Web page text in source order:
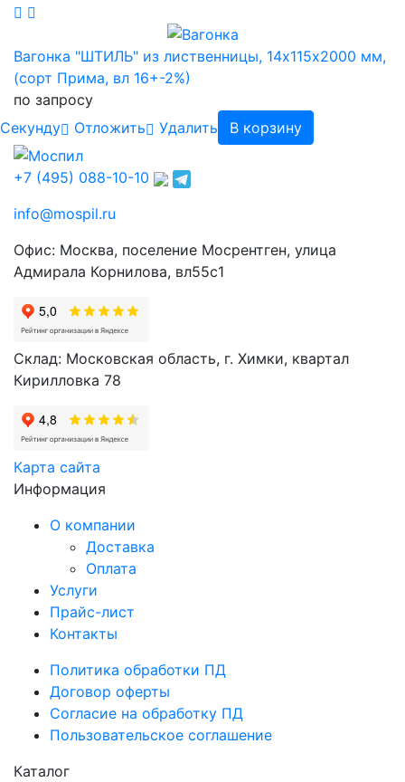
Вагонка "ШТИЛЬ" из лиственницы, 14х115х2000 мм,
(сорт Прима, вл 16+-2%)
по запросу
Cекунду
Отложить Удалить В корзину
+7 (495) 088-10-10
info@mospil.ru
Офис: Москва, поселение Мосрентген, улица
Адмирала Корнилова, вл55с1
Склад: Московская область, г. Химки, квартал
Кирилловка 78
Карта сайта
Информация
О компании
Доставка
Оплата
Услуги
Прайс-лист
Контакты
Политика обработки ПД
Договор оферты
Согласие на обработку ПД
Пользовательское соглашение
Каталог